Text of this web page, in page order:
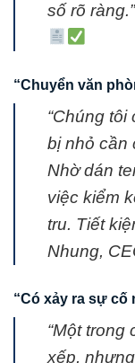
số rõ
“Chuyển văn
“Chúng
bị nhỏ cần
Nhờ dán
việc kiểm
tru. Tiết
Nhung,
“Có xảy ra sự
“Một trong
xếp,